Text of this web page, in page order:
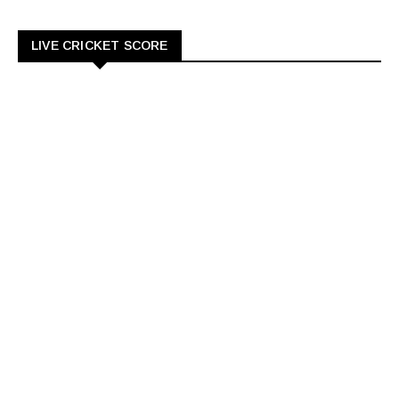
LIVE CRICKET SCORE